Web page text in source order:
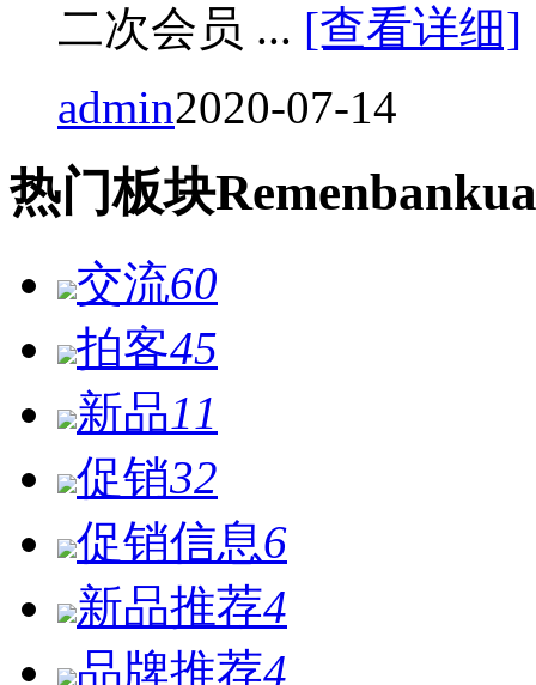
二次会员 ... [查看详细]
admin2020-07-14
热门板块Remen
交流60
拍客45
新品11
促销32
促销信息6
新品推荐4
品牌推荐4